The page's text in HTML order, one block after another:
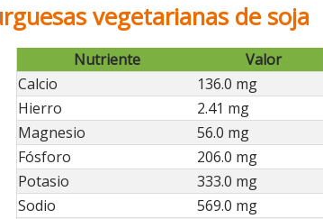
vegetarianas de soja
Nutriente
Valor
Calcio
136.0 mg
Hierro
2.41 mg
Magnesio
56.0 mg
Fósforo
206.0 mg
Potasio
333.0 mg
Sodio
569.0 mg